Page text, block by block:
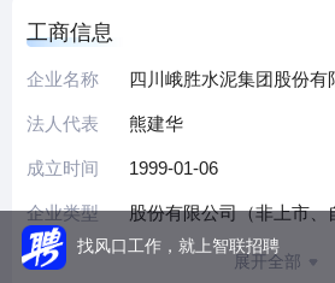
工商信息
企业名称 四川峨胜水泥集团股份有
法人代表 熊建华
成立时间 1999-01-06
企业类型 股份有限公司（非上市、
展开全部
找风口工作，就上智联招聘